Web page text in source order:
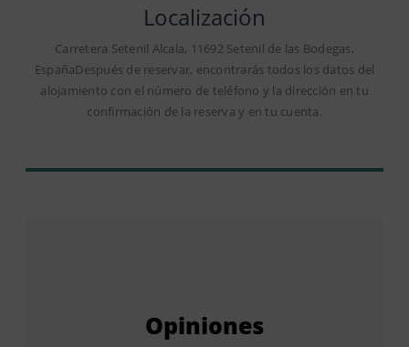
Localización
Carretera Setenil Alcala, 11692 Setenil de las Bodegas,
EspañaDespués de reservar, encontrarás todos los datos del
alojamiento con el número de teléfono y la dirección en tu
confirmación de la reserva y en tu cuenta.
Opiniones